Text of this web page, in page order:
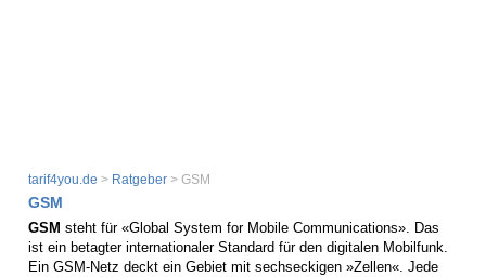
tarif4you.de > Ratgeber > GSM
GSM
GSM steht für «Global System for Mobile Communications». Das
ist ein betagter internationaler Standard für den digitalen Mobilfunk.
Ein GSM-Netz deckt ein Gebiet mit sechseckigen »Zellen«. Jede